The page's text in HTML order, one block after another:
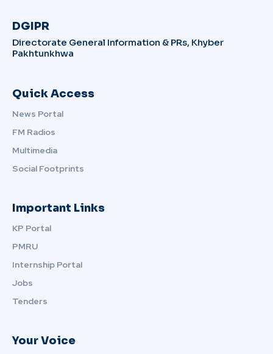
DGIPR
Directorate General Information & PRs, Khyber
Pakhtunkhwa
Quick Access
News Portal
FM Radios
Multimedia
Social Footprints
Important Links
KP Portal
PMRU
Internship Portal
Jobs
Tenders
Your Voice